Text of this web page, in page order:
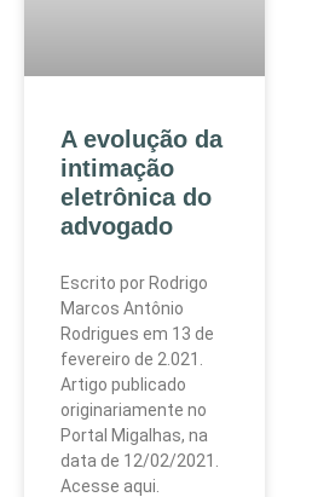
A evolução da
intimação
eletrônica do
advogado
Escrito por Rodrigo
Marcos Antônio
Rodrigues em 13 de
fevereiro de 2.021.
Artigo publicado
originariamente no
Portal Migalhas, na
data de 12/02/2021.
Acesse aqui.